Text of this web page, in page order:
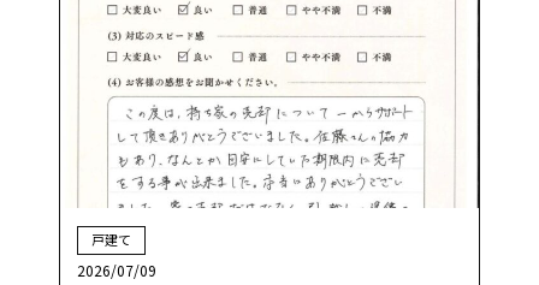
戸建て
2026/07/09